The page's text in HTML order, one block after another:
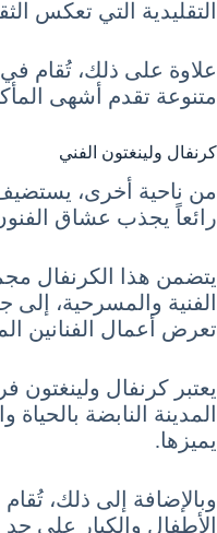
التقليدية التي تعكس
علاوة على ذلك، تُقام
متنوعة تقدم أشهى
كرنفال ولينغتون الفني
من ناحية أخرى، يستضيف
رائعاً يجذب عشاق
يتضمن هذا الكرنفال
الفنية والمسرحية، إلى
تعرض أعمال الفنانين
يعتبر كرنفال ولينغتون
المدينة النابضة
يميزها.
وبالإضافة إلى ذلك،
الأطفال والكبار على